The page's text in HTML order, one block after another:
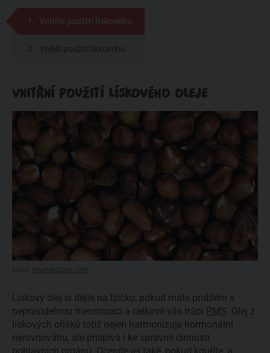
Vnitřní použití lískového
oleje
Vnější použití lískového
VNITŘNÍ POUŽITÍ LÍSKOVÉHO OLEJE
Lískový olej si dejte na lžičku, pokud máte problém s
nepravidelnou menstruací a celkově vás trápí PMS . Olej z
lískových oříšků totiž nejen harmonizuje hormonální
nerovnováhu, ale přispívá i ke správné činnosti